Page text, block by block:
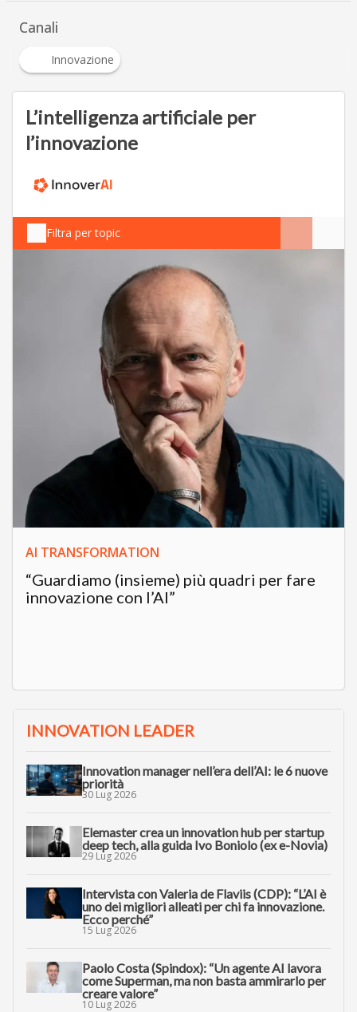
Canali
Innovazione
L’intelligenza artificiale per
l’innovazione
Filtra per topic
AI TRANSFORMATION
“Guardiamo (insieme) più quadri per fare
innovazione con l’AI”
INNOVATION LEADER
Innovation manager nell’era dell’AI: le 6 nuove
priorità
30 Lug 2026
Elemaster crea un innovation hub per startup
deep tech, alla guida Ivo Boniolo (ex e-Novia)
29 Lug 2026
Intervista con Valeria de Flaviis (CDP): “L’AI è
uno dei migliori alleati per chi fa innovazione.
Ecco perché”
15 Lug 2026
Paolo Costa (Spindox): “Un agente AI lavora
come Superman, ma non basta ammirarlo per
creare valore”
10 Lug 2026